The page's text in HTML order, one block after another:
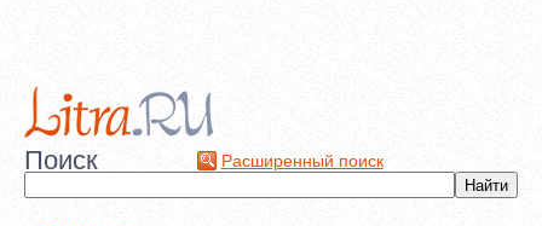
Поиск Расширенный поиск